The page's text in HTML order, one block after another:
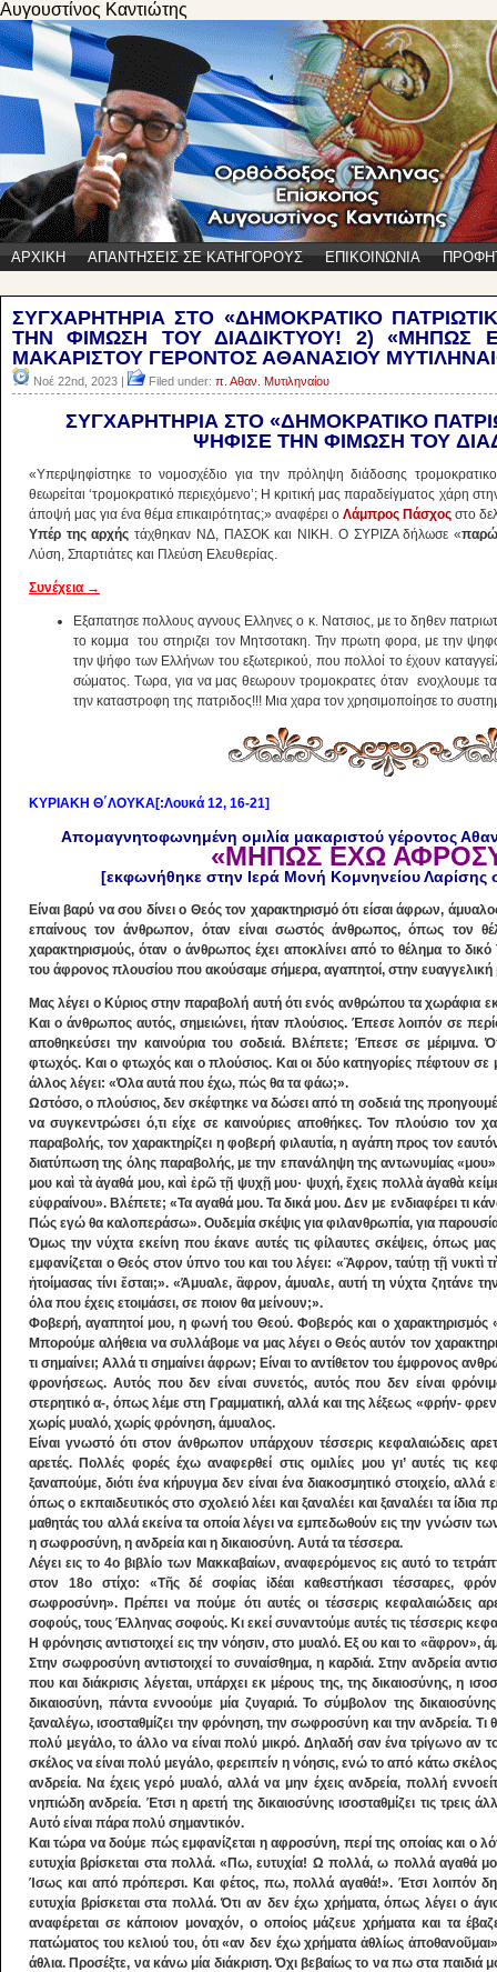
Αυγουστίνος Καντιώτης
ΑΡΧΙΚΗ ΑΠΑΝΤΗΣΕΙΣ ΣΕ ΚΑΤΗΓΟΡΟΥΣ ΕΠΙΚΟΙΝΩΝΙΑ
ΣΥΓΧΑΡΗΤΗΡΙΑ ΣΤΟ «ΔΗΜΟΚΡΑΤΙΚΟ
ΤΗΝ ΦΙΜΩΣΗ ΤΟΥ ΔΙΑΔΙΚΤΥΟΥ! 2) «ΜΗΠΩΣ
ΜΑΚΑΡΙΣΤΟΥ ΓΕΡΟΝΤΟΣ ΑΘΑΝΑΣΙΟΥ
Νοέ 22nd, 2023 | Filed under: π. Αθαν. Μυτιληναίου
ΣΥΓΧΑΡΗΤΗΡΙΑ ΣΤΟ «ΔΗΜΟΚΡΑΤΙΚΟ
ΨΗΦΙΣΕ ΤΗΝ ΦΙΜΩΣΗ ΤΟΥ
«Υπερψηφίστηκε το νομοσχέδιο για την πρόληψη διάδοσης
θεωρείται ‘τρομοκρατικό περιεχόμενο’; Η κριτική μας παραδείγματος χάρη
άποψή μας για ένα θέμα επικαιρότητας;» αναφέρει ο Λάμπρος Πάσχος στο
Υπέρ της αρχής τάχθηκαν ΝΔ, ΠΑΣΟΚ και ΝΙΚΗ. Ο ΣΥΡΙΖΑ δήλωσε «
Λύση, Σπαρτιάτες και Πλεύση Ελευθερίας.
Συνέχεια →
Εξαπατησε πολλους αγνους Ελληνες ο κ. Νατσιος, με το δηθεν
το κομμα του στηριζει τον Μητσοτακη. Την πρωτη φορα, με την
την ψήφο των Ελλήνων του εξωτερικού, που πολλοί το έχουν
σώματος. Τωρα, για να μας θεωρουν τρομοκρατες όταν ενοχλουμε
την καταστροφη της πατριδος!!! Μια χαρα τον χρησιμοποίησε το
ΚΥΡΙΑΚΗ Θ΄ΛΟΥΚΑ[:Λουκά 12, 16-21]
Απομαγνητοφωνημένη ομιλία μακαριστού γέροντος
«ΜΗΠΩΣ ΕΧΩ
[εκφωνήθηκε στην Ιερά Μονή Κομνηνείου Λαρίσης
Είναι βαρύ να σου δίνει ο Θεός τον χαρακτηρισμό ότι είσαι άφρων,
επαίνους τον άνθρωπον, όταν είναι σωστός άνθρωπος, όπως τον
χαρακτηρισμούς, όταν ο άνθρωπος έχει αποκλίνει από το θέλημα το
του άφρονος πλουσίου που ακούσαμε σήμερα, αγαπητοί, στην ευαγγελική
Μας λέγει ο Κύριος στην παραβολή αυτή ότι ενός ανθρώπου τα χωράφια
Και ο άνθρωπος αυτός, σημειώνει, ήταν πλούσιος. Έπεσε λοιπόν σε
αποθηκεύσει την καινούρια του σοδειά. Βλέπετε; Έπεσε σε μέριμνα.
φτωχός. Και ο φτωχός και ο πλούσιος. Και οι δύο κατηγορίες πέφτουν σε
άλλος λέγει: «Όλα αυτά που έχω, πώς θα τα φάω;».
Ωστόσο, ο πλούσιος, δεν σκέφτηκε να δώσει από τη σοδειά της
να συγκεντρώσει ό,τι είχε σε καινούριες αποθήκες. Τον πλούσιο τον
παραβολής, τον χαρακτηρίζει η φοβερή φιλαυτία, η αγάπη προς τον
διατύπωση της όλης παραβολής, με την επανάληψη της αντωνυμίας
μου καὶ τὰ ἀγαθά μου, καὶ ἐρῶ τῇ ψυχῇ μου· ψυχή, ἔχεις πολλὰ ἀγαθὰ
εὐφραίνου». Βλέπετε; «Τα αγαθά μου. Τα δικά μου. Δεν με ενδιαφέρει τι
Πώς εγώ θα καλοπεράσω». Ουδεμία σκέψις για φιλανθρωπία, για
Όμως την νύχτα εκείνη που έκανε αυτές τις φίλαυτες σκέψεις, όπως
εμφανίζεται ο Θεός στον ύπνο του και του λέγει: «Ἂφρον, ταύτῃ τῇ
ἡτοίμασας τίνι ἔσται;». «Άμυαλε, ἂφρον, άμυαλε, αυτή τη νύχτα ζητάνε
όλα που έχεις ετοιμάσει, σε ποιον θα μείνουν;».
Φοβερή, αγαπητοί μου, η φωνή του Θεού. Φοβερός και ο
Μπορούμε αλήθεια να συλλάβομε να μας λέγει ο Θεός αυτόν τον
τι σημαίνει; Αλλά τι σημαίνει άφρων; Είναι το αντίθετον του έμφρονος
φρονήσεως. Αυτός που δεν είναι συνετός, αυτός που δεν είναι
στερητικό α-, όπως λέμε στη Γραμματική, αλλά και της λέξεως «φρήν-
χωρίς μυαλό, χωρίς φρόνηση, άμυαλος.
Είναι γνωστό ότι στον άνθρωπον υπάρχουν τέσσερις κεφαλαιώδεις
αρετές. Πολλές φορές έχω αναφερθεί στις ομιλίες μου γι’ αυτές τις
ξαναπούμε, διότι ένα κήρυγμα δεν είναι ένα διακοσμητικό στοιχείο, αλλά
όπως ο εκπαιδευτικός στο σχολειό λέει και ξαναλέει και ξαναλέει τα ίδια
μαθητάς του αλλά εκείνα τα οποία λέγει να εμπεδωθούν εις την γνώσιν
η σωφροσύνη, η ανδρεία και η δικαιοσύνη. Αυτά τα τέσσερα.
Λέγει εις το 4ο βιβλίο των Μακκαβαίων, αναφερόμενος εις αυτό το
στον 18ο στίχο: «Τῆς δέ σοφίας ἰδέαι καθεστήκασι τέσσαρες,
σωφροσύνη». Πρέπει να πούμε ότι αυτές οι τέσσερις κεφαλαιώδεις
σοφούς, τους Έλληνας σοφούς. Κι εκεί συναντούμε αυτές τις τέσσερις
Η φρόνησις αντιστοιχεί εις την νόησιν, στο μυαλό. Εξ ου και το «ἂφρον»,
Στην σωφροσύνη αντιστοιχεί το συναίσθημα, η καρδιά. Στην ανδρεία
που και διάκρισις λέγεται, υπάρχει εκ μέρους της, της δικαιοσύνης, η
δικαιοσύνη, πάντα εννοούμε μία ζυγαριά. Το σύμβολον της
ξαναλέγω, ισοσταθμίζει την φρόνηση, την σωφροσύνη και την ανδρεία. Τι
πολύ μεγάλο, το άλλο να είναι πολύ μικρό. Δηλαδή σαν ένα τρίγωνο αν
σκέλος να είναι πολύ μεγάλο, φερειπείν η νόησις, ενώ το από κάτω
ανδρεία. Να έχεις γερό μυαλό, αλλά να μην έχεις ανδρεία, πολλή
νηπιώδη ανδρεία. Έτσι η αρετή της δικαιοσύνης ισοσταθμίζει τις τρεις
Αυτό είναι πάρα πολύ σημαντικόν.
Και τώρα να δούμε πώς εμφανίζεται η αφροσύνη, περί της οποίας και ο
ευτυχία βρίσκεται στα πολλά. «Πω, ευτυχία! Ω πολλά, ω πολλά αγαθά
Ίσως και από πρόπερσι. Και φέτος, πω, πολλά αγαθά!». Έτσι λοιπόν
ευτυχία βρίσκεται στα πολλά. Ότι αν δεν έχω χρήματα, όπως λέγει ο
αναφέρεται σε κάποιον μοναχόν, ο οποίος μάζευε χρήματα και τα
πατώματος του κελιού του, ότι «αν δεν έχω χρήματα ἀθλίως
άθλια. Προσέξτε, να κάνω μία διάκριση. Όχι βεβαίως το να πω στα παιδιά